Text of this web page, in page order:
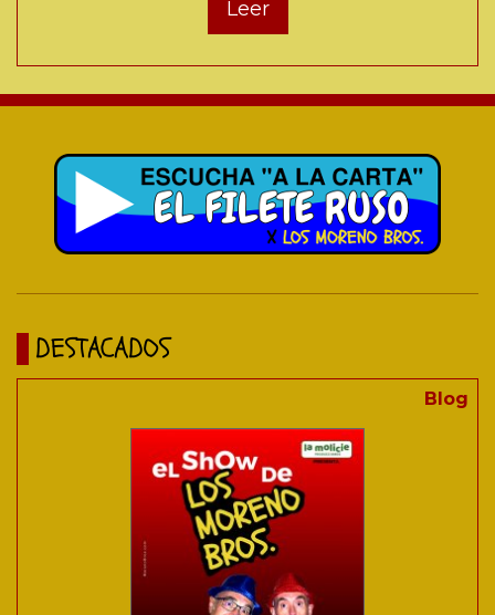
Leer
DESTACADOS
Blog